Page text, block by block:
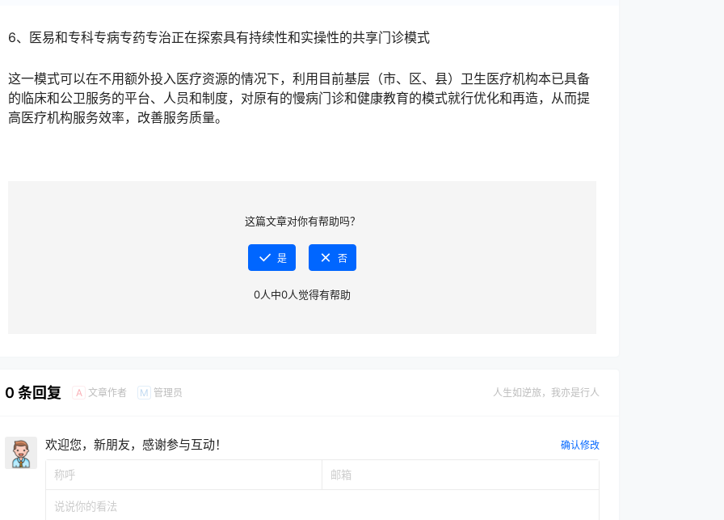
6、医易和专科专病专药专治正在探索具有持续性和实操性的共享门诊模式
这一模式可以在不用额外投入医疗资源的情况下，利用目前基层（市、区、县）卫生医疗机构本已具备
的临床和公卫服务的平台、人员和制度，对原有的慢病门诊和健康教育的模式就行优化和再造，从而提
高医疗机构服务效率，改善服务质量。
这篇文章对你有帮助吗？
是 否
0人中0人觉得有帮助
0 条回复 A 文章作者 M 管理员 人生如逆旅，我亦是行人
欢迎您，新朋友，感谢参与互动！ 确认修改